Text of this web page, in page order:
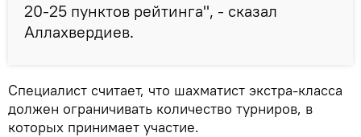
20-25 пунктов рейтинга", - сказал
Аллахвердиев.
Специалист считает, что шахматист экстра-класса
должен ограничивать количество турниров, в
которых принимает участие.